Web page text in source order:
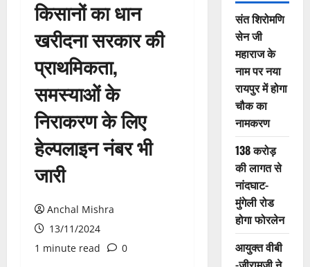
किसानों का धान
खरीदना सरकार की
प्राथमिकता,
समस्याओं के
निराकरण के लिए
हेल्पलाइन नंबर भी
जारी
Anchal Mishra
13/11/2024
1 minute read
0
संत शिरोमणि
सेन जी
महाराज के
नाम पर नया
रायपुर में होगा
चौक का
नामकरण
138 करोड़
की लागत से
नांदघाट-
मुंगेली रोड
होगा फोरलेन
आयुक्त वीबी